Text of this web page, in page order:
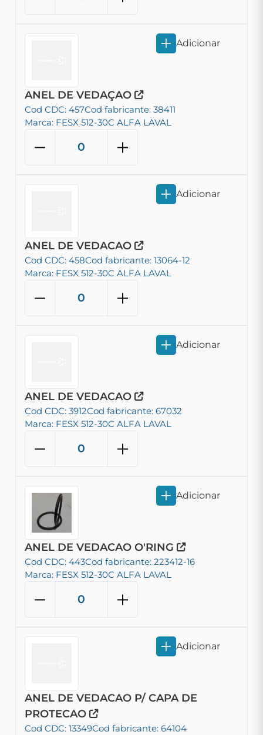
ANEL DE VEDAÇAO
Cod CDC: 457Cod fabricante: 38411
Marca: FESX 512-30C ALFA LAVAL
Adicionar
ANEL DE VEDACAO
Cod CDC: 458Cod fabricante: 13064-12
Marca: FESX 512-30C ALFA LAVAL
Adicionar
ANEL DE VEDACAO
Cod CDC: 3912Cod fabricante: 67032
Marca: FESX 512-30C ALFA LAVAL
Adicionar
ANEL DE VEDACAO O'RING
Cod CDC: 443Cod fabricante: 223412-16
Marca: FESX 512-30C ALFA LAVAL
Adicionar
ANEL DE VEDACAO P/ CAPA DE
PROTECAO
Cod CDC: 13349Cod fabricante: 64104
Adicionar